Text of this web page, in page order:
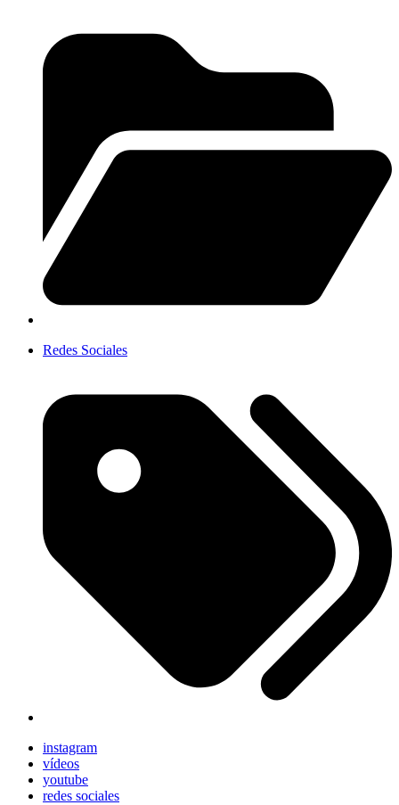
Redes Sociales
instagram
vídeos
youtube
redes sociales